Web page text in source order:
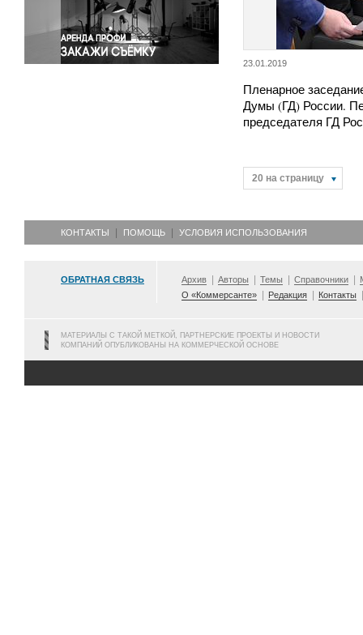
Экология
Экономика и бизнес
23.01.2019
Пленарное
Думы (ГД) России.
председателя ГД
20 на страницу
КОНТАКТЫ ПОМОЩЬ УСЛОВИЯ ИСПОЛЬЗОВАНИЯ
ОБРАТНАЯ СВЯЗЬ Архив Авторы Темы Справочники
О «Коммерсанте»
Редакция Контакты
МАТЕРИАЛЫ С ТАКОЙ МЕТКОЙ, ПАРТНЕРСКИЕ ПРОЕКТЫ И НОВОСТИ
КОМПАНИЙ ОПУБЛИКОВАНЫ НА КОММЕРЧЕСКОЙ ОСНОВЕ